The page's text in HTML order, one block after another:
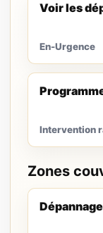
Voir les
En-Urgence
Intervention
Zones